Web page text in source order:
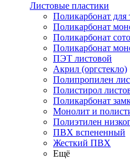
Листовые пластики
Поликарбонат для
Поликарбонат
Поликарбонат
Поликарбонат
ПЭТ листовой
Акрил (оргстекло)
Полипропилен
Полистирол
Поликарбонат
Монолит и
Полиэтилен
ПВХ вспененный
Жесткий ПВХ
Ещё